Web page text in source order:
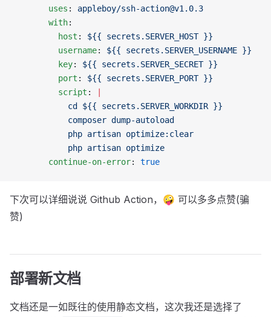
        uses
: appleboy/ssh-action@v1.0.3
        with
:
          host
: ${{ secrets.SERVER_HOST }}
          username
: ${{ secrets.SERVER_USERNAME }}
          key
: ${{ secrets.SERVER_SECRET }}
          port
: ${{ secrets.SERVER_PORT }}
          script
:
            cd ${{ secrets.SERVER_WORKDIR }}
            composer dump-autoload
            php artisan optimize:clear
            php artisan optimize
        continue-on-error
: true
下次可以详细说说 Github Action，🤪 可以多多点赞(骗
赞)
部署新文档
文档还是一如既往的使用静态文档，这次我还是选择了